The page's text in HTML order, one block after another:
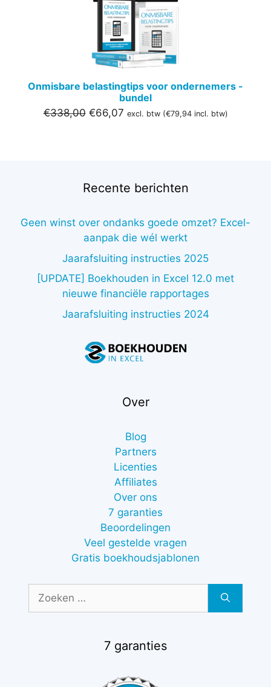
Onmisbare belastingtips voor ondernemers -
bundel
€338,00 Oorspronkelijke
€66,07Huidige
excl. btw (€79,94incl. btw)
Recente berichten
Geen winst over ondanks goede omzet? Excel-
aanpak die wél werkt
Jaarafsluiting instructies 2025
[UPDATE] Boekhouden in Excel 12.0 met
nieuwe financiële rapportages
Jaarafsluiting instructies 2024
Over
Blog
Partners
Licenties
Affiliates
Over ons
7 garanties
Beoordelingen
Veel gestelde vragen
Gratis boekhoudsjablonen
naar:
7 garanties